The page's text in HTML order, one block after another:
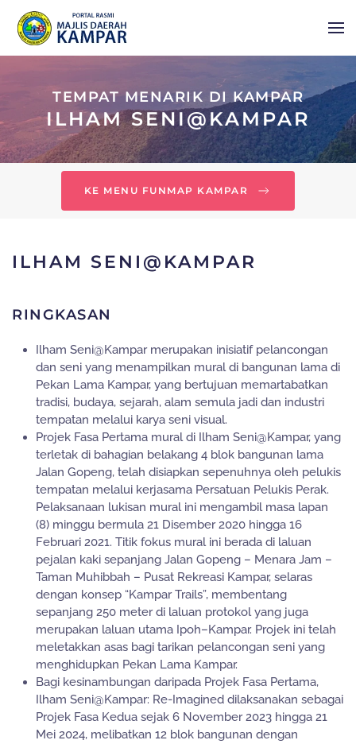
Skip to main content
TEMPAT MENARIK DI KAMPAR
ILHAM SENI@KAMPAR
KE MENU FUNMAP KAMPAR
ILHAM SENI@KAMPAR
RINGKASAN
Ilham Seni@Kampar merupakan inisiatif pelancongan
dan seni yang menampilkan mural di bangunan lama di
Pekan Lama Kampar, yang bertujuan memartabatkan
tradisi, budaya, sejarah, alam semula jadi dan industri
tempatan melalui karya seni visual.
Projek Fasa Pertama mural di Ilham Seni@Kampar, yang
terletak di bahagian belakang 4 blok bangunan lama
Jalan Gopeng, telah disiapkan sepenuhnya oleh pelukis
tempatan melalui kerjasama Persatuan Pelukis Perak.
Pelaksanaan lukisan mural ini mengambil masa lapan
(8) minggu bermula 21 Disember 2020 hingga 16
Februari 2021. Titik fokus mural ini berada di laluan
pejalan kaki sepanjang Jalan Gopeng – Menara Jam –
Taman Muhibbah – Pusat Rekreasi Kampar, selaras
dengan konsep “Kampar Trails”, membentang
sepanjang 250 meter di laluan protokol yang juga
merupakan laluan utama Ipoh–Kampar. Projek ini telah
meletakkan asas bagi tarikan pelancongan seni yang
menghidupkan Pekan Lama Kampar.
Bagi kesinambungan daripada Projek Fasa Pertama,
Ilham Seni@Kampar: Re-Imagined dilaksanakan sebagai
Projek Fasa Kedua sejak 6 November 2023 hingga 21
Mei 2024, melibatkan 12 blok bangunan dengan